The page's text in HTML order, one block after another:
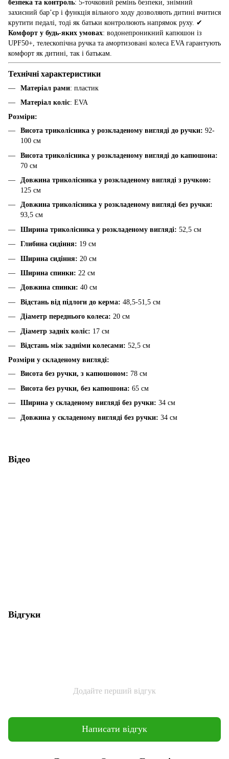
безпека та контроль: 5-точковий ремінь безпеки, знімний
захисний бар’єр і функція вільного ходу дозволяють дитині вчитися
крутити педалі, тоді як батьки контролюють напрямок руху. ✔
Комфорт у будь-яких умовах: водонепроникний капюшон із
UPF50+, телескопічна ручка та амортизовані колеса EVA гарантують
комфорт як дитині, так і батькам.
Технічні характеристики
Матеріал рами: пластик
Матеріал коліс: EVA
Розміри:
Висота триколісника у розкладеному вигляді до ручки: 92-
100 см
Висота триколісника у розкладеному вигляді до капюшона:
70 см
Довжина триколісника у розкладеному вигляді з ручкою:
125 см
Довжина триколісника у розкладеному вигляді без ручки:
93,5 см
Ширина триколісника у розкладеному вигляді: 52,5 см
Глибина сидіння: 19 см
Ширина сидіння: 20 см
Ширина спинки: 22 см
Довжина спинки: 40 см
Відстань від підлоги до керма: 48,5-51,5 см
Діаметр переднього колеса: 20 см
Діаметр задніх коліс: 17 см
Відстань між задніми колесами: 52,5 см
Розміри у складеному вигляді:
Висота без ручки, з капюшоном: 78 см
Висота без ручки, без капюшона: 65 см
Ширина у складеному вигляді без ручки: 34 см
Довжина у складеному вигляді без ручки: 34 см
Відео
Відгуки
Додайте перший відгук
Написати відгук